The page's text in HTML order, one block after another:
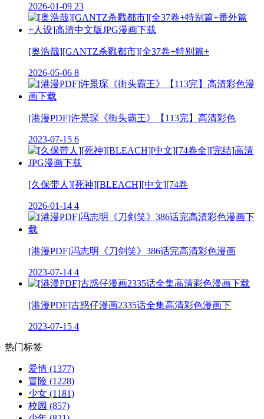
2026-01-09 23
[奥浩哉][GANTZ杀戮都市][全37卷+特别篇+
2026-05-06 8
[港漫PDF]许景琛《街头霸王》【113完】高清彩色
2023-07-15 6
[久保带人][死神][BLEACH][中文][74卷
2026-01-14 4
[港漫PDF]冯志明《刀剑笑》386话完高清彩色漫画
2023-07-14 4
[港漫PDF]古惑仔漫画2335话全集高清彩色漫画下
2023-07-15 4
热门标签
爱情 (1377)
冒险 (1228)
少女 (1181)
校园 (857)